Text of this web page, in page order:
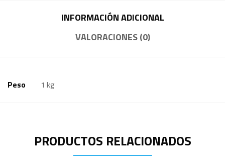
INFORMACIÓN ADICIONAL
VALORACIONES (0)
Peso 1 kg
PRODUCTOS RELACIONADOS